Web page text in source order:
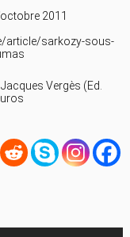
2011
article/sarkozy-sous-
Vergès (Ed.